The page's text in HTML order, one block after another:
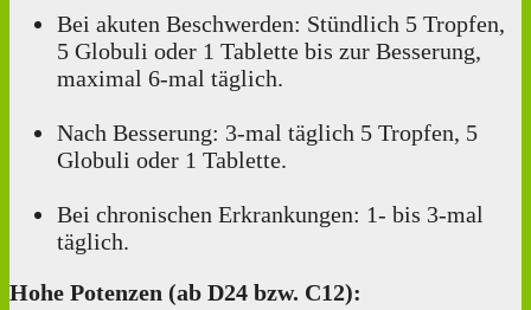
Bei akuten Beschwerden: Stündlich 5 Tropfen,
5 Globuli oder 1 Tablette bis zur Besserung,
maximal 6-mal täglich.
Nach Besserung: 3-mal täglich 5 Tropfen, 5
Globuli oder 1 Tablette.
Bei chronischen Erkrankungen: 1‑ bis 3-mal
täglich.
Hohe Potenzen (ab D24 bzw. C12):